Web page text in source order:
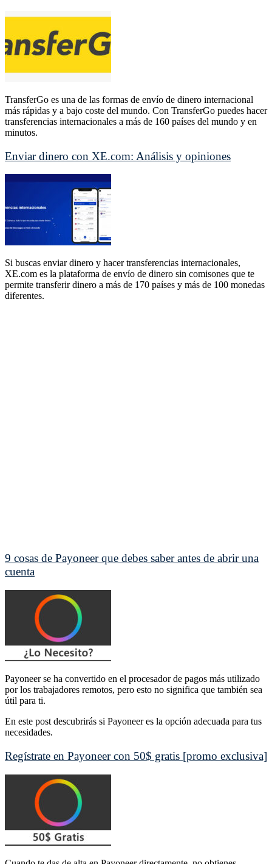
TransferGo es una de las formas de envío de dinero internacional
más rápidas y a bajo coste del mundo. Con TransferGo puedes hacer
transferencias internacionales a más de 160 países del mundo y en
minutos.
Enviar dinero con XE.com: Análisis y opiniones
Si buscas enviar dinero y hacer transferencias internacionales,
XE.com es la plataforma de envío de dinero sin comisones que te
permite transferir dinero a más de 170 países y más de 100 monedas
diferentes.
9 cosas de Payoneer que debes saber antes de abrir una
cuenta
Payoneer se ha convertido en el procesador de pagos más utilizado
por los trabajadores remotos, pero esto no significa que también sea
útil para ti.
En este post descubrirás si Payoneer es la opción adecuada para tus
necesidades.
Regístrate en Payoneer con 50$ gratis [promo exclusiva]